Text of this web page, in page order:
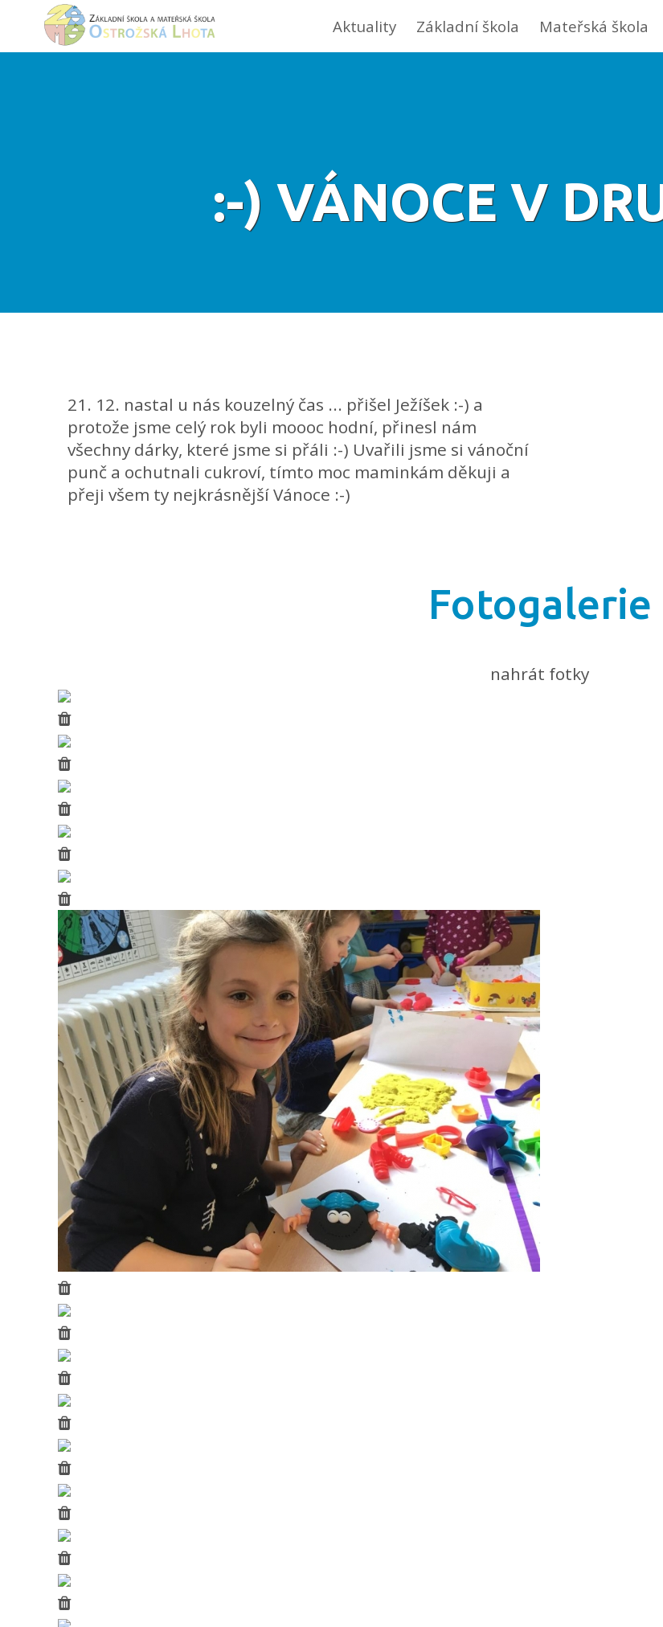
Aktuality Základní škola Mateřská škola
:-) VÁNOCE V
21. 12. nastal u nás kouzelný čas ... přišel Ježíšek :-) a
protože jsme celý rok byli moooc hodní, přinesl nám
všechny dárky, které jsme si přáli :-) Uvařili jsme si vánoční
punč a ochutnali cukroví, tímto moc maminkám děkuji a
přeji všem ty nejkrásnější Vánoce :-)
Fotogalerie
nahrát fotky